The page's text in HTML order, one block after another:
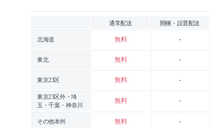
通常配送 開梱・設置配送
北海道 無料 -
東北 無料 -
東京23区 無料 -
東京23区外・埼
玉・千葉・神奈川
無料 -
その他本州 無料 -